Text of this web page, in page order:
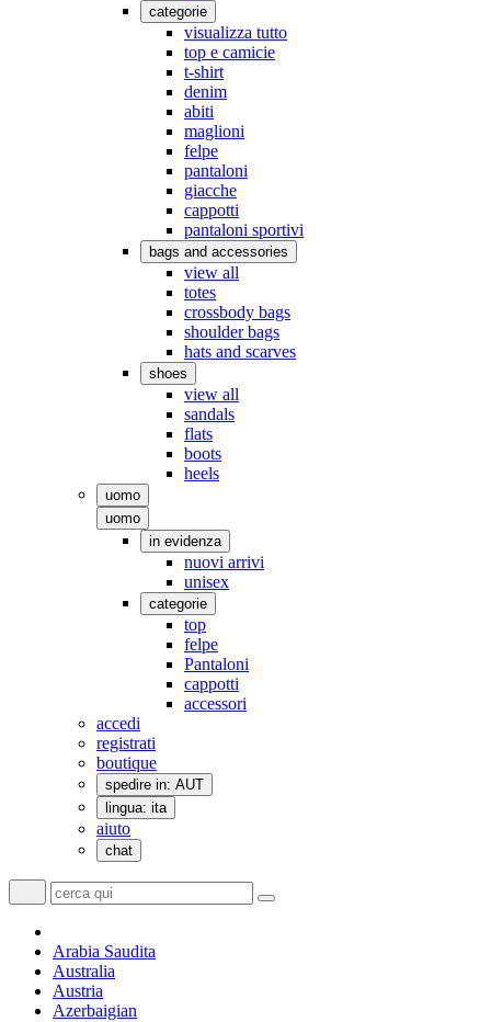
categorie
visualizza tutto
top e camicie
t-shirt
denim
abiti
maglioni
felpe
pantaloni
giacche
cappotti
pantaloni sportivi
bags and accessories
view all
totes
crossbody bags
shoulder bags
hats and scarves
shoes
view all
sandals
flats
boots
heels
uomo
uomo
in evidenza
nuovi arrivi
unisex
categorie
top
felpe
Pantaloni
cappotti
accessori
accedi
registrati
boutique
spedire in: AUT
lingua: ita
aiuto
chat
Arabia Saudita
Australia
Austria
Azerbaigian